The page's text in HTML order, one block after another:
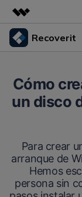
Productos
Utilidades
Empresas
Resumen
Sala de prensa
Tienda
Recoverit
Funciones
Recuperar
Soluciones de
Recursos
Por qué
Cómo
un disco
Para crear
arranque de
Hemos
persona sin